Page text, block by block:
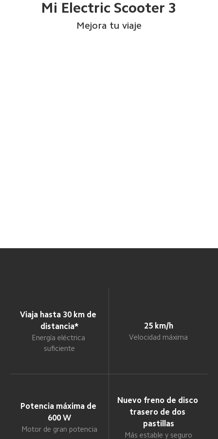
Mi Electric Scooter 3
Mejora tu viaje
Viaja hasta 30 km de
distancia*
Energía eléctrica
suficiente
25 km/h
Velocidad máxima
Potencia máxima de
600 W
Motor de gran potencia
Nuevo freno de disco
trasero de dos
pastillas
Más estable y seguro